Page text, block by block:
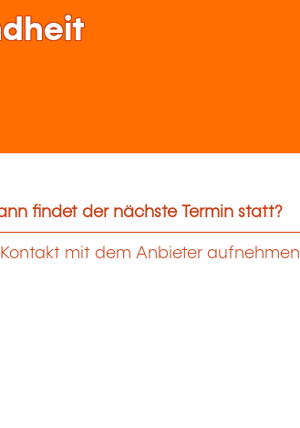
findet der nächste Termin statt?
Kontakt mit dem Anbieter aufnehmen